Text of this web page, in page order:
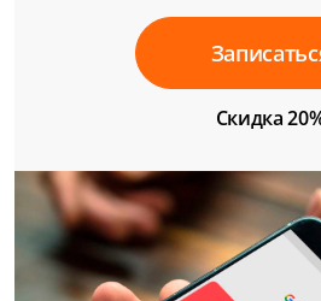
Скидка